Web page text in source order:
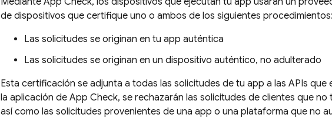
de dispositivos que certifique uno o ambos de los siguientes
Las solicitudes se originan en tu app auténtica
Las solicitudes se originan en un dispositivo auténtico, no adulterado
Esta certificación se adjunta a todas las solicitudes de tu app a las APIs
la aplicación de App Check, se rechazarán las solicitudes de clientes que
así como las solicitudes provenientes de una app o una plataforma que no